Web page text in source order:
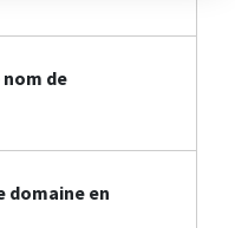
de
domaine en